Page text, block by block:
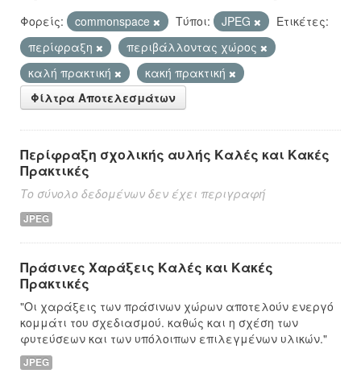
Φορείς: commonspace Τύποι: JPEG
Ετικέτες:
περίφραξη
περιβάλλοντας χώρος
καλή πρακτική
κακή πρακτική
Φίλτρα Αποτελεσμάτων
Περίφραξη σχολικής αυλής Καλές και Κακές
Πρακτικές
Το σύνολο δεδομένων δεν έχει περιγραφή
JPEG
Πράσινες Χαράξεις Καλές και Κακές
Πρακτικές
"Οι χαράξεις των πράσινων χώρων αποτελούν ενεργό
κομμάτι του σχεδιασμού. καθώς και η σχέση των
φυτεύσεων και των υπόλοιπων επιλεγμένων υλικών."
JPEG